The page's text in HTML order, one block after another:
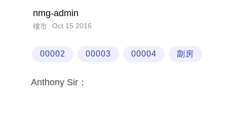
nmg-admin
樓市 Oct 15 2016
00002 00003 00004 劏房
Anthony Sir：